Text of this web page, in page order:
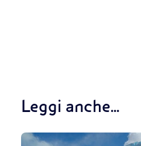
Leggi anche...